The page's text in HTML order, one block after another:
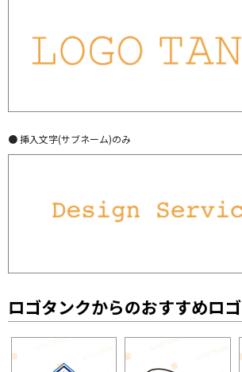
● 挿入文字(サブネーム)のみ
ロゴタンクからのおすすめロゴ